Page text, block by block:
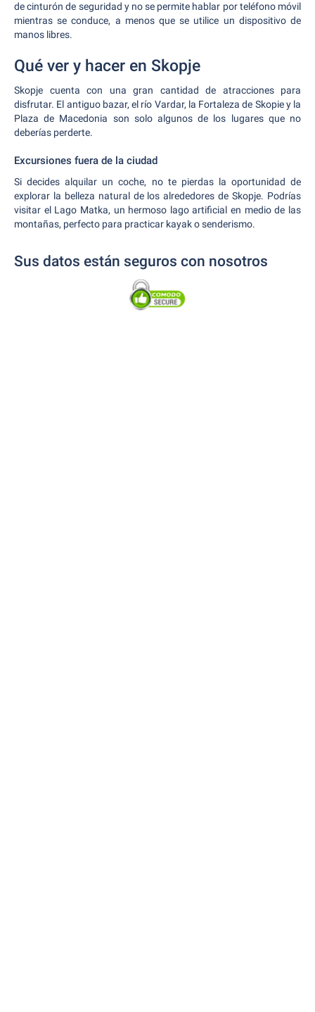
de cinturón de seguridad y no se permite hablar por teléfono móvil
mientras se conduce, a menos que se utilice un dispositivo de
manos libres.
Qué ver y hacer en Skopje
Skopje cuenta con una gran cantidad de atracciones para
disfrutar. El antiguo bazar, el río Vardar, la Fortaleza de Skopie y la
Plaza de Macedonia son solo algunos de los lugares que no
deberías perderte.
Excursiones fuera de la ciudad
Si decides alquilar un coche, no te pierdas la oportunidad de
explorar la belleza natural de los alrededores de Skopje. Podrías
visitar el Lago Matka, un hermoso lago artificial en medio de las
montañas, perfecto para practicar kayak o senderismo.
Sus datos están seguros con nosotros